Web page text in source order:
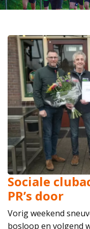
Sociale
PR’s door
Vorig weekend
bosloop en volgend